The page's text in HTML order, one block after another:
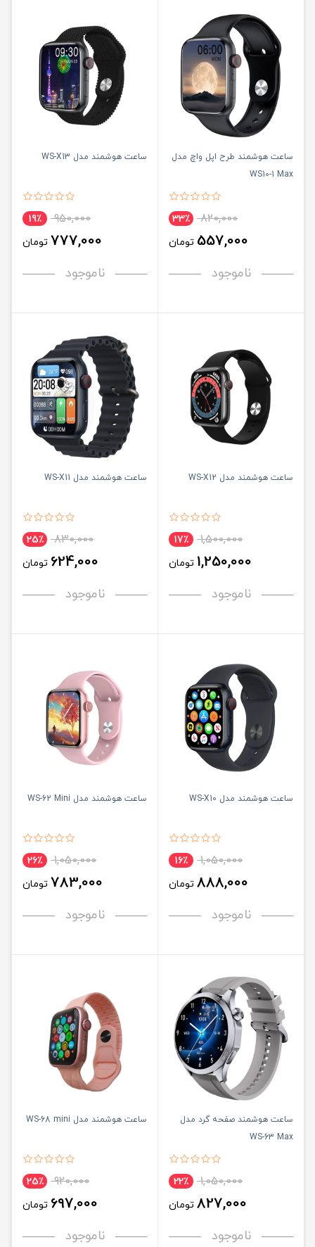
ساعت هوشمند طرح اپل واچ مدل
WS10-1 Max
820,000 33٪
557,000 تومان
ناموجود
ساعت هوشمند مدل WS-X13
950,000 19٪
777,000 تومان
ناموجود
ساعت هوشمند مدل WS-X12
1,500,000 17٪
1,250,000 تومان
ناموجود
ساعت هوشمند مدل WS-X11
830,000 25٪
624,000 تومان
ناموجود
ساعت هوشمند مدل WS-X10
1,050,000 16٪
888,000 تومان
ناموجود
ساعت هوشمند مدل WS-62 Mini
1,050,000 26٪
783,000 تومان
ناموجود
ساعت هوشمند صفحه گرد مدل
WS-63 Max
1,050,000 22٪
827,000 تومان
ناموجود
ساعت هوشمند مدل WS-68 mini
920,000 25٪
697,000 تومان
ناموجود